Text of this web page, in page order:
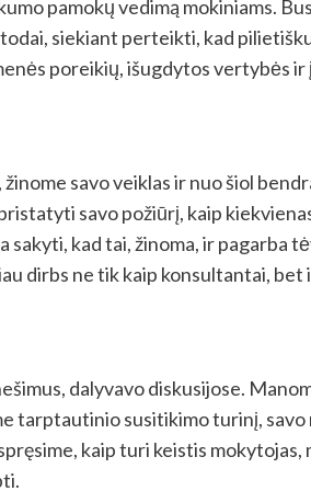
pamokų vedimą mokiniams.
siekiant perteikti, kad
poreikių, išugdytos vertybės
savo veiklas ir nuo šiol
savo požiūrį, kaip
sakyti, kad tai, žinoma, ir pagarba
dirbs ne tik kaip konsultantai, bet
dalyvavo diskusijose.
tarptautinio susitikimo turinį,
kaip turi keistis mokytojas,